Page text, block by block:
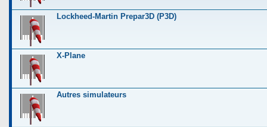
Lockheed-Martin Prepar3D (P3D)
X-Plane
Autres simulateurs